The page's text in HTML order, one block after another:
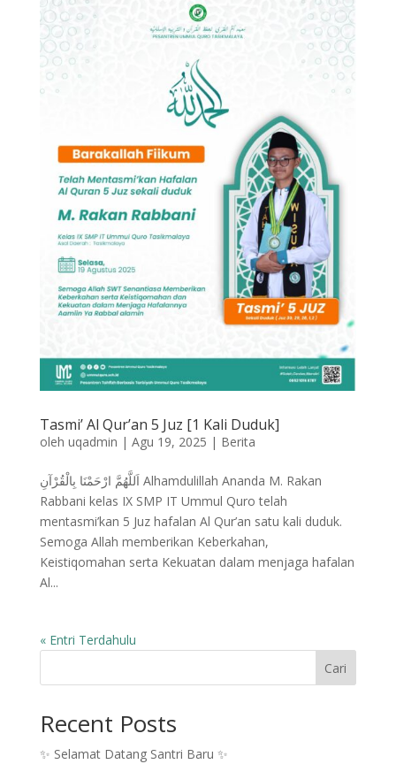
Tasmi’ Al Qur’an 5 Juz [1 Kali Duduk]
oleh uqadmin | Agu 19, 2025 | Berita
اَللَّهُمَّ ارْحَمْنَا بِالْقُرْآنِ Alhamdulillah Ananda M. Rakan
Rabbani kelas IX SMP IT Ummul Quro telah
mentasmi’kan 5 Juz hafalan Al Qur’an satu kali duduk.
Semoga Allah memberikan Keberkahan,
Keistiqomahan serta Kekuatan dalam menjaga hafalan
Al...
« Entri Terdahulu
Cari
Recent Posts
✨ Selamat Datang Santri Baru ✨